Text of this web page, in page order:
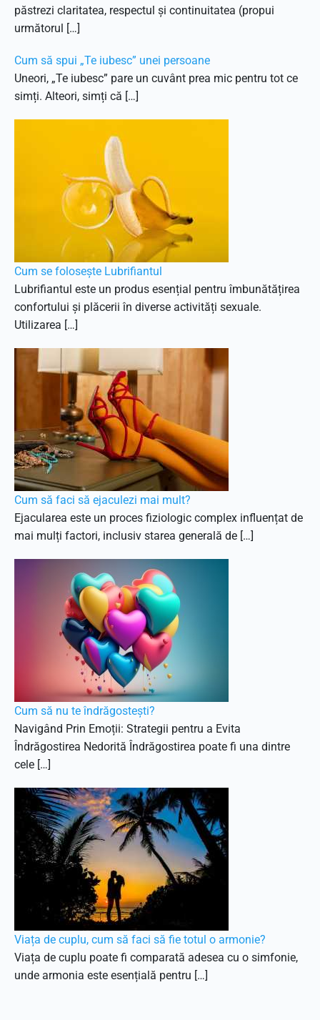
păstrezi claritatea, respectul și continuitatea (propui
următorul […]
Cum să spui „Te iubesc” unei persoane
Uneori, „Te iubesc” pare un cuvânt prea mic pentru tot ce
simți. Alteori, simți că […]
Cum se folosește Lubrifiantul
Lubrifiantul este un produs esențial pentru îmbunătățirea
confortului și plăcerii în diverse activități sexuale.
Utilizarea […]
Cum să faci să ejaculezi mai mult?
Ejacularea este un proces fiziologic complex influențat de
mai mulți factori, inclusiv starea generală de […]
Cum să nu te îndrăgostești?
Navigând Prin Emoții: Strategii pentru a Evita
Îndrăgostirea Nedorită Îndrăgostirea poate fi una dintre
cele […]
Viața de cuplu, cum să faci să fie totul o armonie?
Viața de cuplu poate fi comparată adesea cu o simfonie,
unde armonia este esențială pentru […]